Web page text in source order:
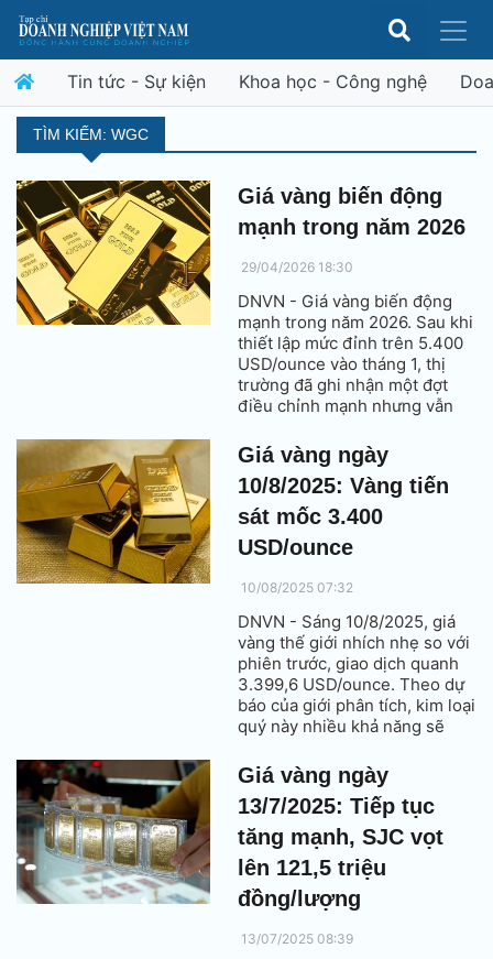
Tin tức - Sự kiện Khoa học - Công nghệ
TÌM KIẾM: WGC
Giá vàng biến động
mạnh trong năm 2026
29/04/2026 18:30
DNVN - Giá vàng biến động
mạnh trong năm 2026. Sau khi
thiết lập mức đỉnh trên 5.400
USD/ounce vào tháng 1, thị
trường đã ghi nhận một đợt
điều chỉnh mạnh nhưng vẫn
hợp giữa đà tăng giá và rủi ro
địa chính trị leo thang đã thúc
đẩy nhu cầu đầu tư, đặc biệt
tại thị trường châu Á.
Giá vàng ngày
10/8/2025: Vàng tiến
sát mốc 3.400
USD/ounce
10/08/2025 07:32
DNVN - Sáng 10/8/2025, giá
vàng thế giới nhích nhẹ so với
phiên trước, giao dịch quanh
3.399,6 USD/ounce. Theo dự
báo của giới phân tích, kim loại
quý này nhiều khả năng sẽ
USD/ounce.
Giá vàng ngày
13/7/2025: Tiếp tục
tăng mạnh, SJC vọt
lên 121,5 triệu
đồng/lượng
13/07/2025 08:39